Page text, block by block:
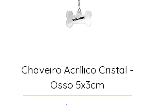
Chaveiro Acrílico Cristal -
Osso 5x3cm